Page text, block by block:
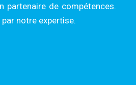
partenaire de compétences.
notre expertise.